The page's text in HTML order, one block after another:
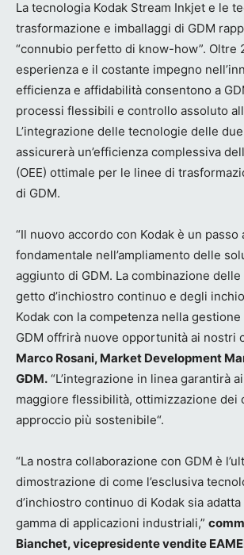
La tecnologia Kodak Stream Inkjet e le
trasformazione e imballaggi di GDM
“connubio perfetto di know-how”. Oltre
esperienza e il costante impegno
efficienza e affidabilità consentono a
processi flessibili e controllo assoluto
L’integrazione delle tecnologie delle
assicurerà un’efficienza complessiva
(OEE) ottimale per le linee di
di GDM.
“Il nuovo accordo con Kodak è un passo
fondamentale nell’ampliamento delle
aggiunto di GDM. La combinazione
getto d’inchiostro continuo e degli
Kodak con la competenza nella
GDM offrirà nuove opportunità ai nostri
Marco Rosani, Market Development
GDM. “L’integrazione in linea garantirà
maggiore flessibilità, ottimizzazione dei
approccio più sostenibile“.
“La nostra collaborazione con GDM è
dimostrazione di come l’esclusiva
d’inchiostro continuo di Kodak sia adatta
gamma di applicazioni industriali,”
Bianchet, vicepresidente vendite